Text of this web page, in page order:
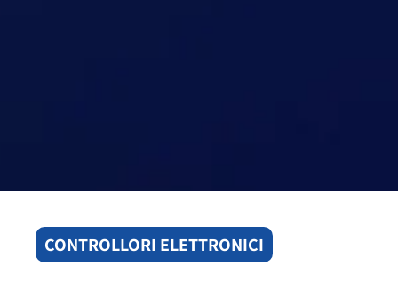
CONTROLLORI ELETTRONICI